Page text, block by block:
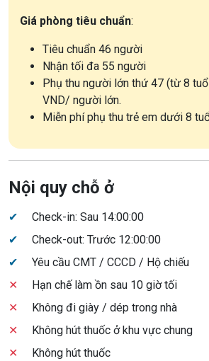
Giá phòng tiêu chuẩn:
Tiêu chuẩn 46 người
Nhận tối đa 55 người
Phụ thu người lớn thứ 47 (từ 8
VND/ người lớn.
Miễn phí phụ thu trẻ em dưới 8
Nội quy chỗ ở
✔
Check-in: Sau 14:00:00
✔
Check-out: Trước 12:00:00
✔
Yêu cầu CMT / CCCD / Hộ chiếu
✕
Hạn chế làm ồn sau 10 giờ tối
✕
Không đi giày / dép trong nhà
✕
Không hút thuốc ở khu vực chung
✕
Không hút thuốc